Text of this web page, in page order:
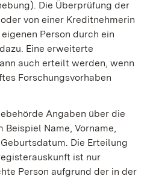
Die Überprüfung der
von einer Kreditnehmerin
Person durch ein
Eine erweiterte
auch erteilt werden, wenn
Forschungsvorhaben
Angaben über die
Beispiel Name, Vorname,
Die Erteilung
ist nur
Person aufgrund der in der